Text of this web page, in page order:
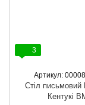
3
Артикул:
Стіл письмовий
Кентукі